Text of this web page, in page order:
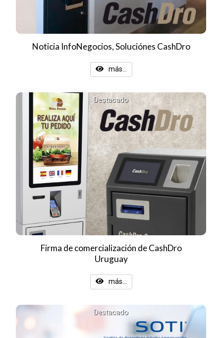
Noticia InfoNegocios, Soluciónes CashDro
más...
Destacado
Firma de comercialización de CashDro
Uruguay
más...
Destacado